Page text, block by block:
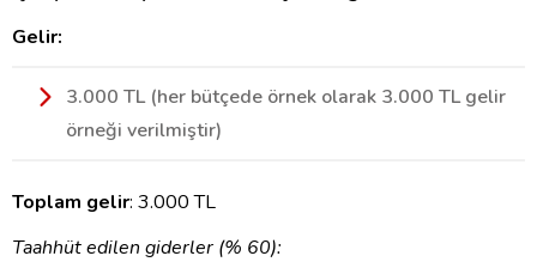
Gelir:
3.000 TL (her bütçede örnek olarak 3.000 TL gelir
örneği verilmiştir)
Toplam gelir: 3.000 TL
Taahhüt edilen giderler (% 60):